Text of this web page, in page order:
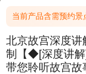
当前产品含需预约
北京故宫深度
制【◆[深度讲解
带您聆听故宫故